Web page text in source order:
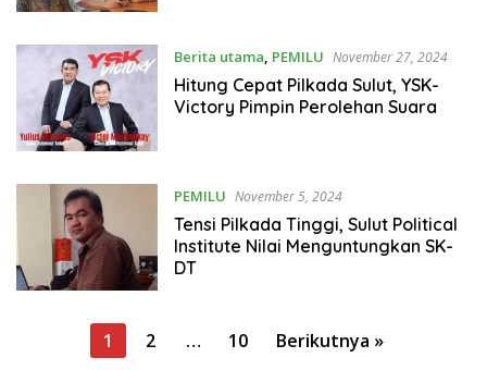
Berita utama PEMILU November 27, 2024
Hitung Cepat Pilkada Sulut, YSK-
Victory Pimpin Perolehan Suara
PEMILU November 5, 2024
Tensi Pilkada Tinggi, Sulut Political
Institute Nilai Menguntungkan SK-
DT
1 2 … 10 Berikutnya »